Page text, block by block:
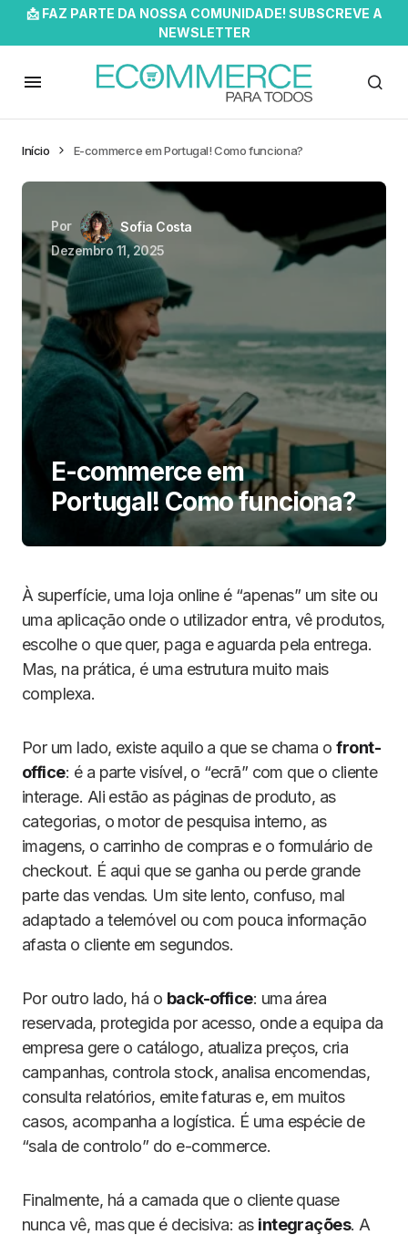
📩 FAZ PARTE DA NOSSA COMUNIDADE! SUBSCREVE A
NEWSLETTER
Início E-commerce em Portugal! Como funciona?
Por
Sofia Costa
Dezembro 11, 2025
E-commerce em
Portugal! Como funciona?
À superfície, uma loja online é “apenas” um site ou
uma aplicação onde o utilizador entra, vê produtos,
escolhe o que quer, paga e aguarda pela entrega.
Mas, na prática, é uma estrutura muito mais
complexa.
Por um lado, existe aquilo a que se chama ofront-
office: é a parte visível, o “ecrã” com que o cliente
interage. Ali estão as páginas de produto, as
categorias, o motor de pesquisa interno, as
imagens, o carrinho de compras e o formulário de
checkout. É aqui que se ganha ou perde grande
parte das vendas. Um site lento, confuso, mal
adaptado a telemóvel ou com pouca informação
afasta o cliente em segundos.
Por outro lado, há o back-office: uma área
reservada, protegida por acesso, onde a equipa da
empresa gere o catálogo, atualiza preços, cria
campanhas, controla stock, analisa encomendas,
consulta relatórios, emite faturas e, em muitos
casos, acompanha a logística. É uma espécie de
“sala de controlo” do e-commerce.
Finalmente, há a camada que o cliente quase
nunca vê, mas que é decisiva: as integrações. A